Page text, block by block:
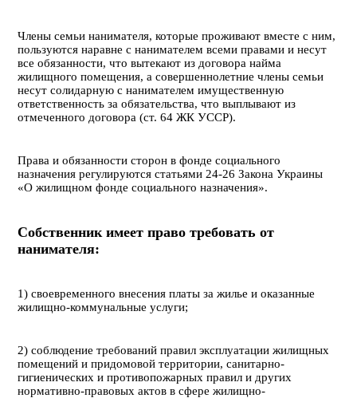
Члены семьи нанимателя, которые проживают вместе с ним,
пользуются наравне с нанимателем всеми правами и несут
все обязанности, что вытекают из договора найма
жилищного помещения, а совершеннолетние члены семьи
несут солидарную с нанимателем имущественную
ответственность за обязательства, что выплывают из
отмеченного договора (ст. 64 ЖК УССР).
Права и обязанности сторон в фонде социального
назначения регулируются статьями 24-26 Закона Украины
«О жилищном фонде социального назначения».
Собственник имеет право требовать от
нанимателя:
1) своевременного внесения платы за жилье и оказанные
жилищно-коммунальные услуги;
2) соблюдение требований правил эксплуатации жилищных
помещений и придомовой территории, санитарно-
гигиенических и противопожарных правил и других
нормативно-правовых актов в сфере жилищно-